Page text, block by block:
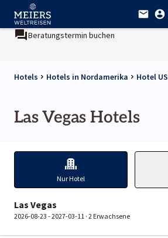
Beratungstermin buchen
Hotels Hotels in Nordamerika Hotel
Las Vegas Hotels
Nur Hotel
Las Vegas
2026-08-23 - 2027-03-11 · 2 Erwachsene